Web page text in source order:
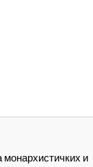
монархистичких и